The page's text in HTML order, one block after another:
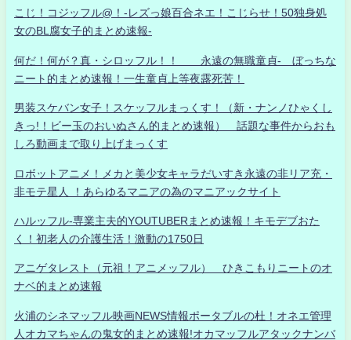
こじ！コジッフル@！-レズっ娘百合ネエ！こじらせ！50独身処
女のBL腐女子的まとめ速報-
何だ！何が？真・シロッフル！！ 永遠の無職童貞- ぼっちな
ニート的まとめ速報！一生童貞上等夜露死苦！
男装スケバン女子！スケッフルまっくす！（新・ナンノひゃくし
きっ!！ビー玉のおいぬさん的まとめ速報） 話題な事件からおも
しろ動画まで取り上げまっくす
ロボットアニメ！メカと美少女キャラだいすき永遠の非リア充・
非モテ星人 ！あらゆるマニアの為のマニアックサイト
ハルッフル-専業主夫的YOUTUBERまとめ速報！キモデブおた
く！初老人の介護生活！激動の1750日
アニゲタレスト（元祖！アニメッフル） ひきこもりニートのオ
ナベ的まとめ速報
火浦のシネマッフル映画NEWS情報ポータブルの杜！オネエ管理
人オカマちゃんの鬼女的まとめ速報!オカマッフルアタックナンバ